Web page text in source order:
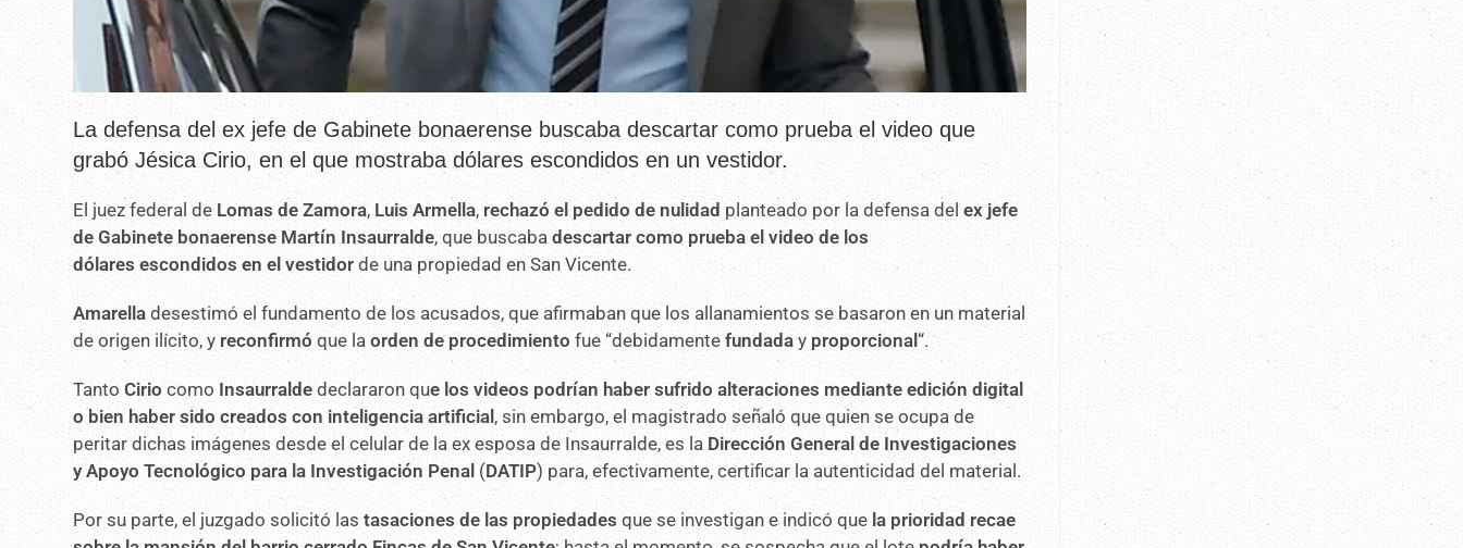
La defensa del ex jefe de Gabinete bonaerense buscaba descartar como prueba el video que
grabó Jésica Cirio, en el que mostraba dólares escondidos en un vestidor.
El juez federal de Lomas de Zamora, Luis Armella, rechazó el pedido de nulidad planteado por la defensa delex jefe
de Gabinete bonaerense Martín Insaurralde, que buscabadescartar como prueba el video de los
dólares escondidos en el vestidorde una propiedad en San Vicente.
Amarelladesestimó el fundamento de los acusados, que afirmaban que los allanamientos se basaron en un material
de origen ilícito, y reconfirmó que laorden de procedimiento fue “debidamentefundaday proporcional“.
TantoCiriocomo Insaurraldedeclararon que los videos podrían haber sufrido alteraciones mediante edición digital
o bien haber sido creados con inteligencia artificial, sin embargo, el magistrado señaló que quien se ocupa de
peritar dichas imágenes desde el celular de la ex esposa de Insaurralde, es la Dirección General de Investigaciones
y Apoyo Tecnológico para la Investigación Penal (DATIP) para, efectivamente, certificar la autenticidad del material.
Por su parte, el juzgado solicitó lastasaciones de las propiedades que se investigan e indicó que la prioridad recae